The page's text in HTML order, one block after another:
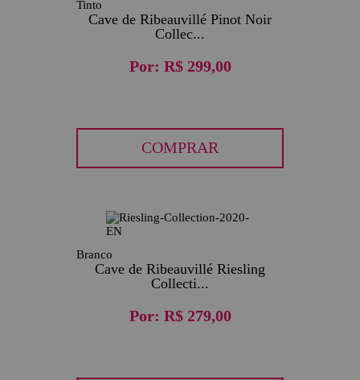
Tinto
Cave de Ribeauvillé Pinot Noir
Collec...
Por: R$ 299,00
COMPRAR
Branco
Cave de Ribeauvillé Riesling
Collecti...
Por: R$ 279,00